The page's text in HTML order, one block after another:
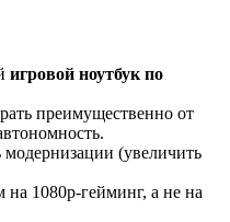
игровой ноутбук по
преимущественно от
(увеличить
1080p-гейминг, а не на